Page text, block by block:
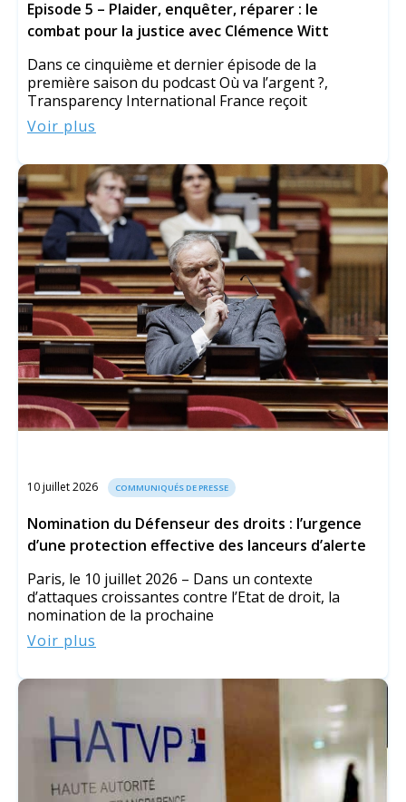
Episode 5 – Plaider, enquêter, réparer : le
combat pour la justice avec Clémence Witt
Dans ce cinquième et dernier épisode de la
première saison du podcast Où va l’argent ?,
Transparency International France reçoit
Voir plus
10 juillet 2026 COMMUNIQUÉS DE PRESSE
Nomination du Défenseur des droits : l’urgence
d’une protection effective des lanceurs d’alerte
Paris, le 10 juillet 2026 – Dans un contexte
d’attaques croissantes contre l’Etat de droit, la
nomination de la prochaine
Voir plus